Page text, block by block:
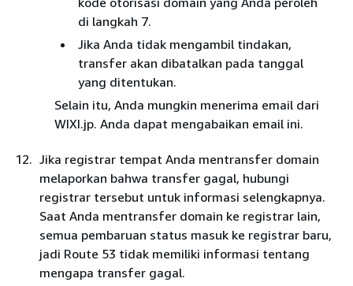
di langkah 7.
Jika Anda tidak mengambil tindakan,
transfer akan dibatalkan pada tanggal
yang ditentukan.
Selain itu, Anda mungkin menerima email dari
WIXI.jp. Anda dapat mengabaikan email ini.
Jika registrar tempat Anda mentransfer domain
melaporkan bahwa transfer gagal, hubungi
registrar tersebut untuk informasi selengkapnya.
Saat Anda mentransfer domain ke registrar lain,
semua pembaruan status masuk ke registrar baru,
jadi Route 53 tidak memiliki informasi tentang
mengapa transfer gagal.